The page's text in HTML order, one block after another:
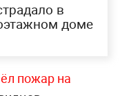
в
доме
пожар на